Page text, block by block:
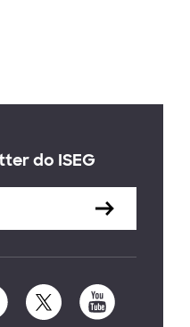
do ISEG